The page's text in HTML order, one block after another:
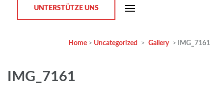
UNTERSTÜTZE UNS
Home > Uncategorized > Gallery > IMG_7161
IMG_7161